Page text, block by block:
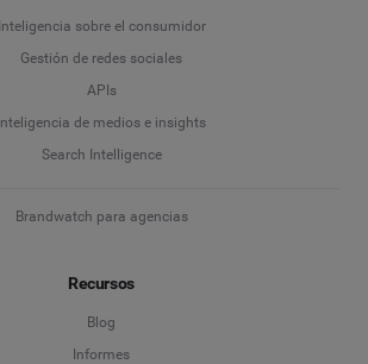
Inteligencia sobre el consumidor
Gestión de redes sociales
APIs
Inteligencia de medios e insights
Search Intelligence
Brandwatch para agencias
Recursos
Blog
Informes